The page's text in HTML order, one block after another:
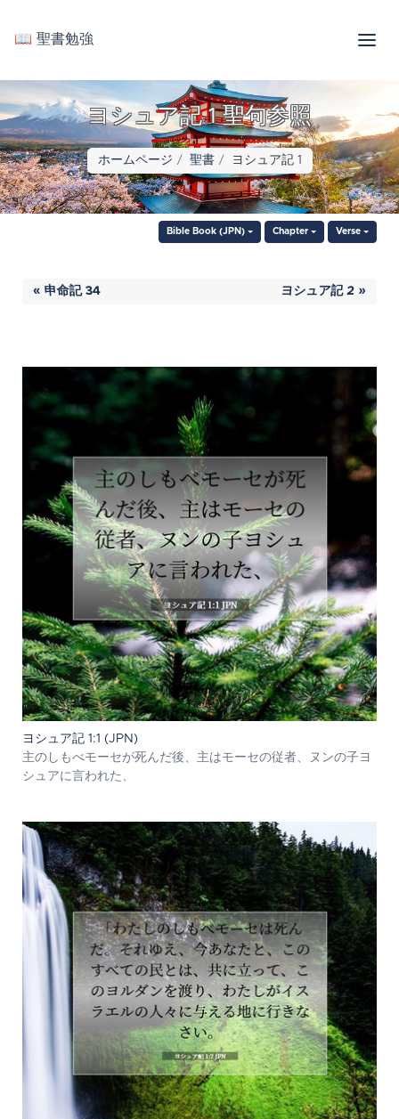
📖 聖書勉強
ヨシュア記 1 聖句参照
ホームページ 聖書 ヨシュア記 1
Bible Book (JPN) Chapter Verse
« 申命記 34 ヨシュア記 2 »
ヨシュア記 1:1 (JPN)
主のしもべモーセが死んだ後、主はモーセの従者、ヌンの子ヨ
シュアに言われた、